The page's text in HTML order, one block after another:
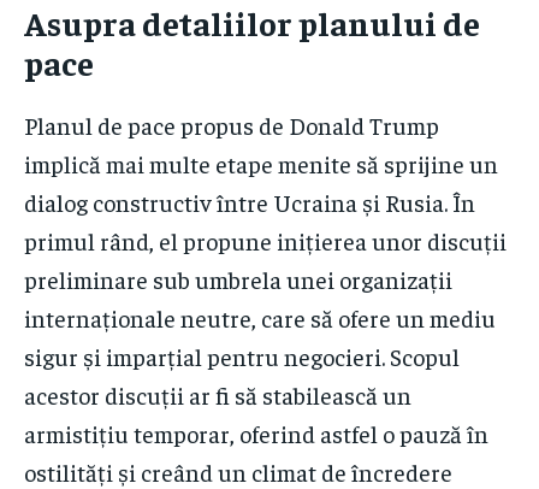
Asupra detaliilor planului de
pace
Planul de pace propus de Donald Trump
implică mai multe etape menite să sprijine un
dialog constructiv între Ucraina și Rusia. În
primul rând, el propune inițierea unor discuții
preliminare sub umbrela unei organizații
internaționale neutre, care să ofere un mediu
sigur și imparțial pentru negocieri. Scopul
acestor discuții ar fi să stabilească un
armistițiu temporar, oferind astfel o pauză în
ostilități și creând un climat de încredere